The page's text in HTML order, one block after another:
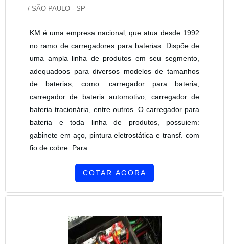
/ SÃO PAULO - SP
KM é uma empresa nacional, que atua desde 1992
no ramo de carregadores para baterias. Dispõe de
uma ampla linha de produtos em seu segmento,
adequadoos para diversos modelos de tamanhos
de baterias, como: carregador para bateria,
carregador de bateria automotivo, carregador de
bateria tracionária, entre outros. O carregador para
bateria e toda linha de produtos, possuiem:
gabinete em aço, pintura eletrostática e transf. com
fio de cobre. Para....
COTAR AGORA